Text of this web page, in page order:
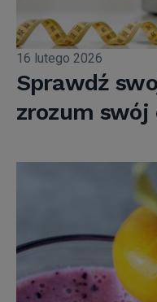
16 lutego 2026
Sprawdź
zrozum swój